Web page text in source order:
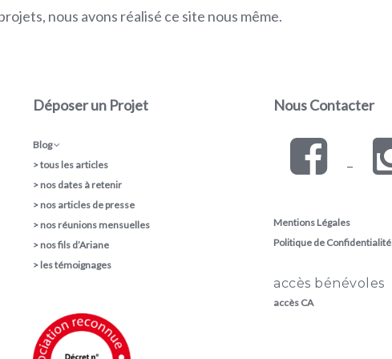
nous avons réalisé ce site nous même.
Déposer un Projet
Blog
>tous les articles
> nos dates à retenir
> nos articles de presse
> nos réunions mensuelles
> nos fils d’Ariane
> les témoignages
Nous Contacter
–
Mentions Légales
Politique de Confidentialité
accès bénévoles
accès CA